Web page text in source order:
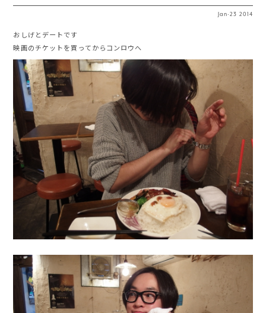
Jan·23 2014
おしげとデートです
映画のチケットを買ってからコンロウへ